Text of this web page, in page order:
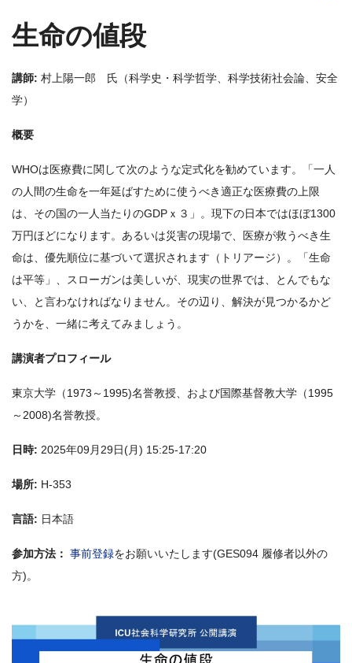
生命の値段
講師: 村上陽一郎 氏（科学史・科学哲学、科学技術社会論、安全
学）
概要
WHOは医療費に関して次のような定式化を勧めています。「一人
の人間の生命を一年延ばすために使うべき適正な医療費の上限
は、その国の一人当たりのGDPｘ３」。現下の日本ではほぼ1300
万円ほどになります。あるいは災害の現場で、医療が救うべき生
命は、優先順位に基づいて選択されます（トリアージ）。「生命
は平等」、スローガンは美しいが、現実の世界では、とんでもな
い、と言わなければなりません。その辺り、解決が見つかるかど
うかを、一緒に考えてみましょう。
講演者プロフィール
東京大学（1973～1995)名誉教授、および国際基督教大学（1995
～2008)名誉教授。
日時: 2025年09月29日(月) 15:25-17:20
場所: H-353
言語: 日本語
参加方法： 事前登録をお願いいたします(GES094 履修者以外の
方)。